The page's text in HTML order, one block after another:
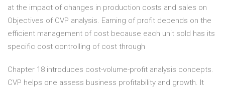
at the impact of changes in production costs and sales on
Objectives of CVP analysis. Earning of profit depends on the
efficient management of cost because each unit sold has its
specific cost controlling of cost through
Chapter 18 introduces cost-volume-profit analysis concepts.
CVP helps one assess business profitability and growth. It